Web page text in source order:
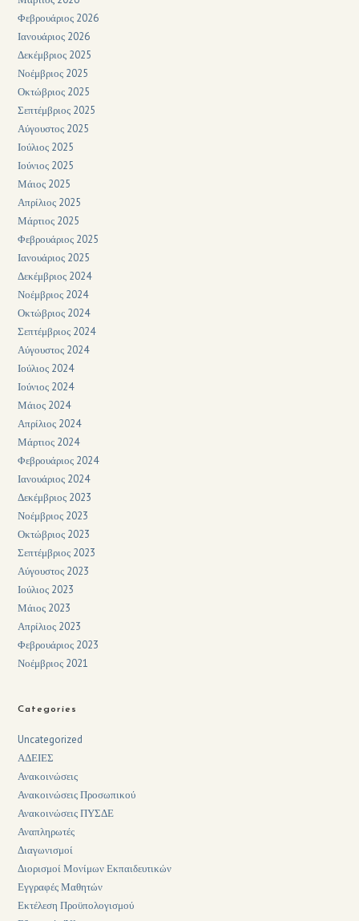
Φεβρουάριος 2026
Ιανουάριος 2026
Δεκέμβριος 2025
Νοέμβριος 2025
Οκτώβριος 2025
Σεπτέμβριος 2025
Αύγουστος 2025
Ιούλιος 2025
Ιούνιος 2025
Μάιος 2025
Απρίλιος 2025
Μάρτιος 2025
Φεβρουάριος 2025
Ιανουάριος 2025
Δεκέμβριος 2024
Νοέμβριος 2024
Οκτώβριος 2024
Σεπτέμβριος 2024
Αύγουστος 2024
Ιούλιος 2024
Ιούνιος 2024
Μάιος 2024
Απρίλιος 2024
Μάρτιος 2024
Φεβρουάριος 2024
Ιανουάριος 2024
Δεκέμβριος 2023
Νοέμβριος 2023
Οκτώβριος 2023
Σεπτέμβριος 2023
Αύγουστος 2023
Ιούλιος 2023
Μάιος 2023
Απρίλιος 2023
Φεβρουάριος 2023
Νοέμβριος 2021
Categories
Uncategorized
ΑΔΕΙΕΣ
Ανακοινώσεις
Ανακοινώσεις Προσωπικού
Ανακοινώσεις ΠΥΣΔΕ
Αναπληρωτές
Διαγωνισμοί
Διορισμοί Μονίμων Εκπαιδευτικών
Εγγραφές Μαθητών
Εκτέλεση Προϋπολογισμού